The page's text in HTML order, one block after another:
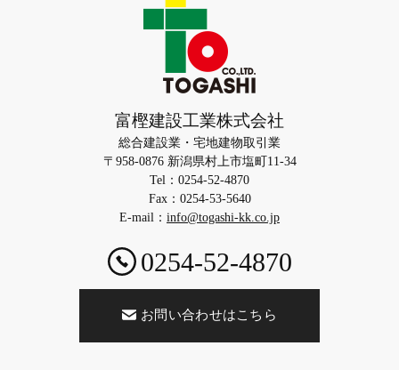
富樫建設工業株式会社
総合建設業・宅地建物取引業
〒958-0876 新潟県村上市塩町11-34
Tel：0254-52-4870
Fax：0254-53-5640
E-mail： info@togashi-kk.co.jp
0254-52-4870
お問い合わせはこちら